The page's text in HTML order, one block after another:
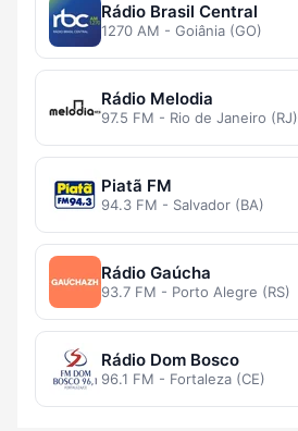
Rádio Brasil Central
1270 AM - Goiânia (GO)
Rádio Melodia
97.5 FM - Rio de Janeiro (RJ)
Piatã FM
94.3 FM - Salvador (BA)
Rádio Gaúcha
93.7 FM - Porto Alegre (RS)
Rádio Dom Bosco
96.1 FM - Fortaleza (CE)